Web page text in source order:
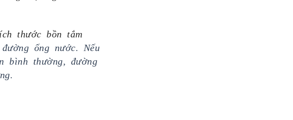
thước bồn tắm
ống nước. Nếu
bình thường, đường